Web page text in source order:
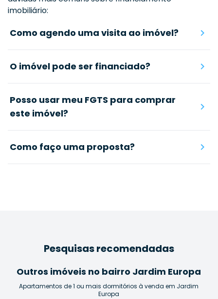
imobiliário:
Como agendo uma visita ao imóvel?
O imóvel pode ser financiado?
Posso usar meu FGTS para comprar
este imóvel?
Como faço uma proposta?
Pesquisas recomendadas
Outros imóveis no bairro Jardim Europa
Apartamentos de 1 ou mais dormitórios à venda em Jardim
Europa